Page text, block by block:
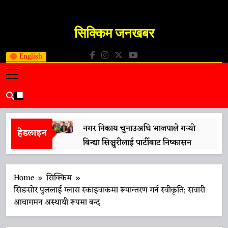
English
सिक्किम जनखबर
Sikkim JanKhabar
हेडलाइन
नगर निकाय चुनाउअघि भाजपाले गर्‍यो
बिन्द्या सिञ्चुरीलाई पार्टीबाट निष्कासन
13 April 2026
शक्ति वन्दन अधिनियम’लाई समर्थन
13 April 2026
प्रधानमन्त्री मोदीको भ्रमणको तयारीलाई
Home
सिक्किम
सिङसोर पुललाई ग्लास स्काइवाकमा रूपान्तरण गर्न स्वीकृति; सवारी
आवागमन अस्थायी रूपमा बन्द